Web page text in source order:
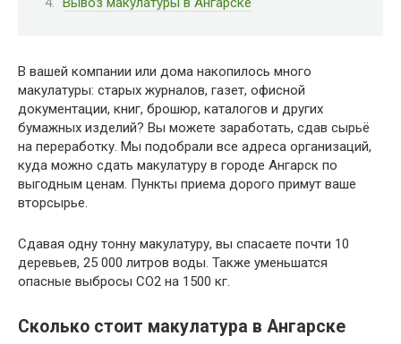
В вашей компании или дома накопилось много
макулатуры: старых журналов, газет, офисной
документации, книг, брошюр, каталогов и других
бумажных изделий? Вы можете заработать, сдав сырьё
на переработку. Мы подобрали все адреса организаций,
куда можно сдать макулатуру в городе Ангарск по
выгодным ценам. Пункты приема дорого примут ваше
вторсырье.
Сдавая одну тонну макулатуру, вы спасаете почти 10
деревьев, 25 000 литров воды. Также уменьшатся
опасные выбросы CO2 на 1500 кг.
Сколько стоит макулатура в Ангарске